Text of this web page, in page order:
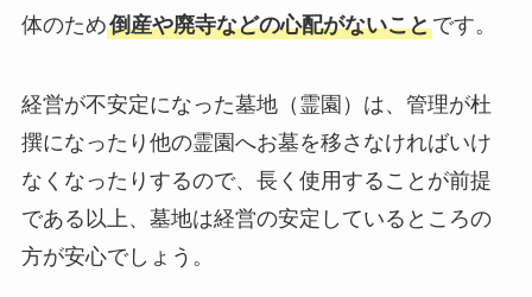
体のため倒産や廃寺などの心配がないことです。
経営が不安定になった墓地（霊園）は、管理が杜
撰になったり他の霊園へお墓を移さなければいけ
なくなったりするので、長く使用することが前提
である以上、墓地は経営の安定しているところの
方が安心でしょう。